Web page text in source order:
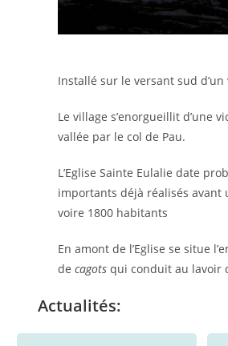
Installé sur le versant sud
Le village s’enorgueillit d’une
vallée par le col de Pau.
L’Eglise Sainte Eulalie date
importants déjà réalisés avant
voire 1800 habitants
En amont de l’Eglise se situe
de cagots qui conduit au lavoir
Actualités: